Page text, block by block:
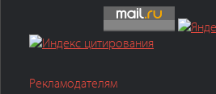
Рекламодателям